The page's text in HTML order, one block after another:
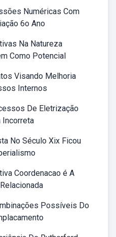
Numéricas Com
6o Ano
Na Natureza
Como Potencial
Visando Melhoria
Internos
De Eletrização
Incorreta
No Século Xix Ficou
Coordenacao é A
Possíveis Do